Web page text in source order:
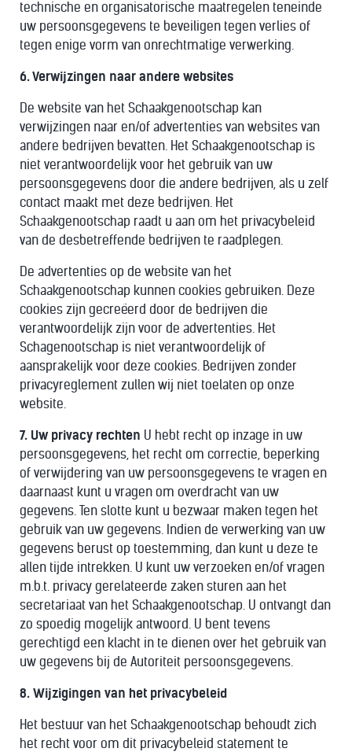
technische en organisatorische maatregelen teneinde
uw persoonsgegevens te beveiligen tegen verlies of
tegen enige vorm van onrechtmatige verwerking.
6. Verwijzingen naar andere websites
De website van het Schaakgenootschap kan
verwijzingen naar en/of advertenties van websites van
andere bedrijven bevatten. Het Schaakgenootschap is
niet verantwoordelijk voor het gebruik van uw
persoonsgegevens door die andere bedrijven, als u zelf
contact maakt met deze bedrijven. Het
Schaakgenootschap raadt u aan om het privacybeleid
van de desbetreffende bedrijven te raadplegen.
De advertenties op de website van het
Schaakgenootschap kunnen cookies gebruiken. Deze
cookies zijn gecreëerd door de bedrijven die
verantwoordelijk zijn voor de advertenties. Het
Schagenootschap is niet verantwoordelijk of
aansprakelijk voor deze cookies. Bedrijven zonder
privacyreglement zullen wij niet toelaten op onze
website.
7. Uw privacy rechten U hebt recht op inzage in uw
persoonsgegevens, het recht om correctie, beperking
of verwijdering van uw persoonsgegevens te vragen en
daarnaast kunt u vragen om overdracht van uw
gegevens. Ten slotte kunt u bezwaar maken tegen het
gebruik van uw gegevens. Indien de verwerking van uw
gegevens berust op toestemming, dan kunt u deze te
allen tijde intrekken. U kunt uw verzoeken en/of vragen
m.b.t. privacy gerelateerde zaken sturen aan het
secretariaat van het Schaakgenootschap. U ontvangt dan
zo spoedig mogelijk antwoord. U bent tevens
gerechtigd een klacht in te dienen over het gebruik van
uw gegevens bij de Autoriteit persoonsgegevens.
8. Wijzigingen van het privacybeleid
Het bestuur van het Schaakgenootschap behoudt zich
het recht voor om dit privacybeleid statement te